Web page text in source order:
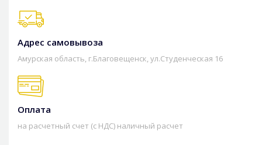
Адрес самовывоза
Амурская область, г.Благовещенск, ул.Студенческая 16
Оплата
на расчетный счет (с НДС) наличный расчет